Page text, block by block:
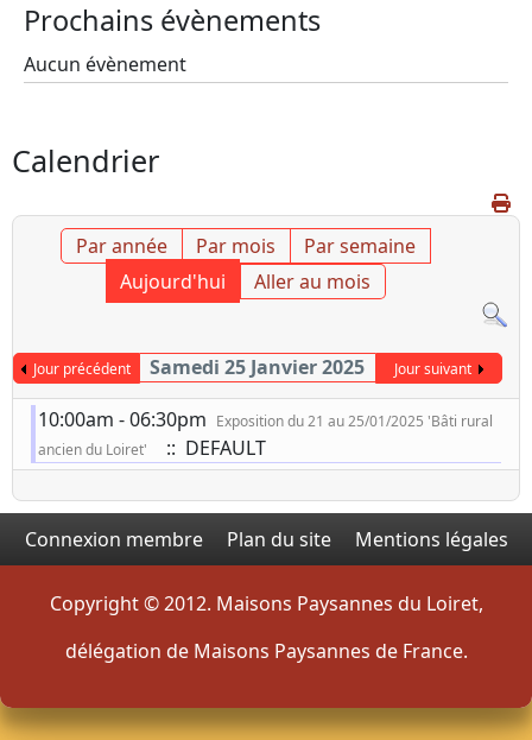
Prochains évènements
Aucun évènement
Calendrier
Par année Par mois
Par semaine
Aujourd'hui
Aller au mois
Jour précédent Samedi 25 Janvier 2025 Jour suivant
10:00am - 06:30pm Exposition du 21 au 25/01/2025 'Bâti rural
ancien du Loiret'
:: DEFAULT
Connexion membre Plan du site Mentions légales
Copyright © 2012. Maisons Paysannes du Loiret,
délégation de Maisons Paysannes de France.